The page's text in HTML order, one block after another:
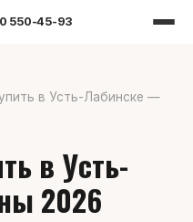
550-45-93
в Усть-Лабинске —
в Усть-
2026